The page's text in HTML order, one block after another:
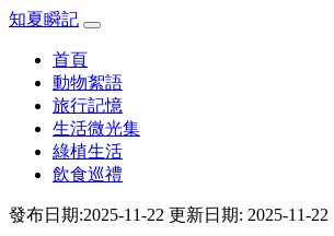
知夏瞬記
首頁
動物絮語
旅行記憶
生活微光集
綠植生活
飲食巡禮
發布日期:2025-11-22 更新日期: 2025-11-22